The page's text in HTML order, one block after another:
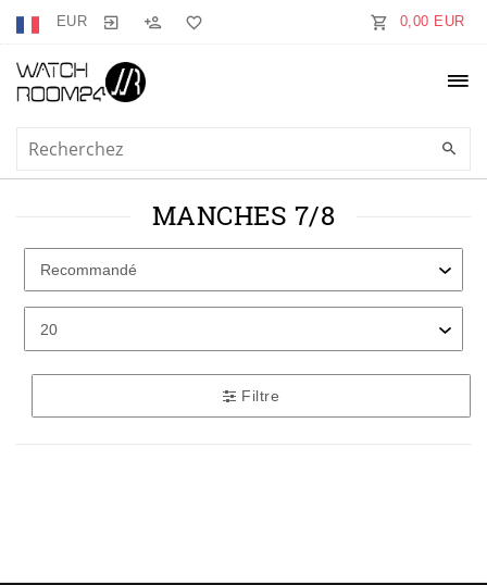
EUR 0,00 EUR
MANCHES 7/8
Filtre